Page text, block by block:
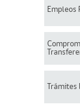
Empleos
Trámites